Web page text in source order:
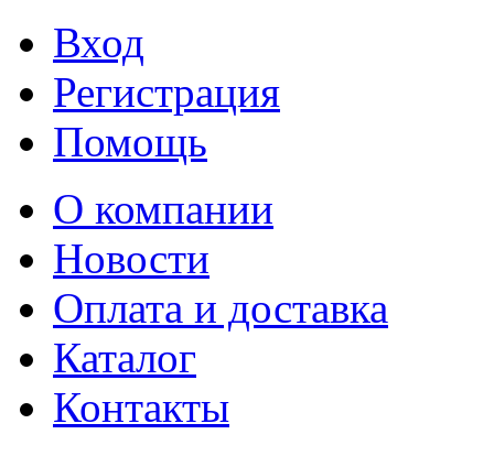
Вход
Регистрация
Помощь
О компании
Новости
Оплата и доставка
Каталог
Контакты